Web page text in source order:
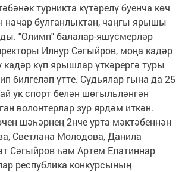
турникта күтәрелү буенча көч
булганлыктан, чаңгы ярышы
"Олимп" балалар-яшүсмерләр
Илнур Сәгыйров, моңа кадәр
кадәр күп ярышлар үткәрергә туры
билгеләп үтте. Судьялар гына да 25
ук спорт белән шөгыльләнгән
волонтерлар зур ярдәм иткән.
шәһәрнең 2нче урта мәктәбеннән
Светлана Молодова, Данила
Сәгыйров һәм Артем Елатиннар
республика конкурсының